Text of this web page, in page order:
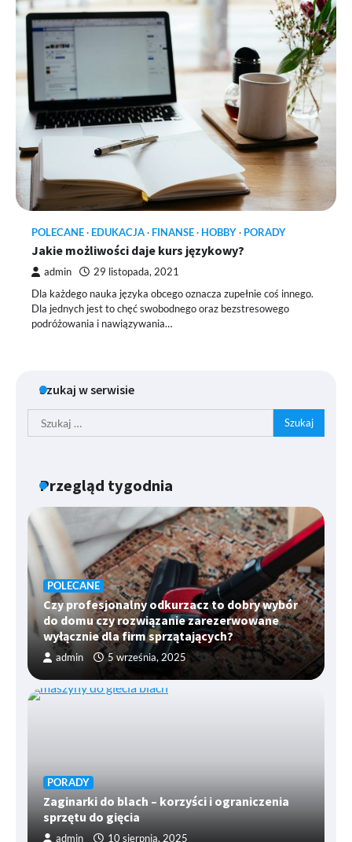
POLECANE EDUKACJA FINANSE HOBBY PORADY
Jakie możliwości daje kurs językowy?
admin 29 listopada, 2021
Dla każdego nauka języka obcego oznacza zupełnie coś innego.
Dla jednych jest to chęć swobodnego oraz bezstresowego
podróżowania i nawiązywania…
Szukaj w serwisie
Szukaj:
Przegląd tygodnia
POLECANE
Czy profesjonalny odkurzacz to dobry wybór
do domu czy rozwiązanie zarezerwowane
wyłącznie dla firm sprzątających?
admin 5 września, 2025
PORADY
Zaginarki do blach – korzyści i ograniczenia
sprzętu do gięcia
admin 10 sierpnia, 2025